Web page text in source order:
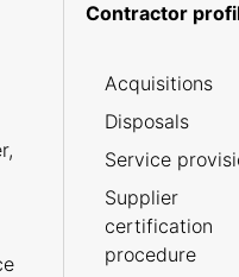
Contractor
Acquisitions
Disposals
Service
Supplier
certification
procedure